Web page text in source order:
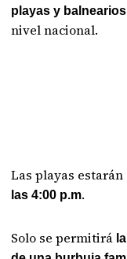
playas y
nivel nacional.
Las playas
las 4:00 p.m.
Solo se permitirá